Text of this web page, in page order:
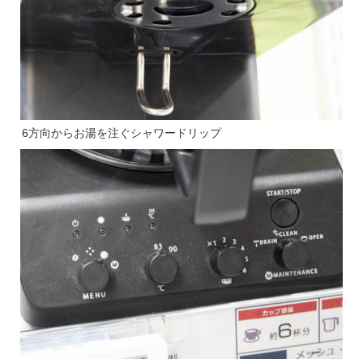
6方向からお湯を注ぐシャワードリップ